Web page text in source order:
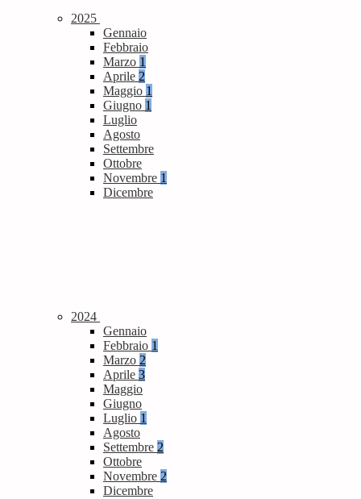
2025
Gennaio
Febbraio
Marzo 1
Aprile 2
Maggio 1
Giugno 1
Luglio
Agosto
Settembre
Ottobre
Novembre 1
Dicembre
2024
Gennaio
Febbraio 1
Marzo 2
Aprile 3
Maggio
Giugno
Luglio 1
Agosto
Settembre 2
Ottobre
Novembre 2
Dicembre